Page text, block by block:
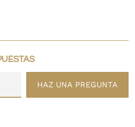
HAZ UNA PREGUNTA